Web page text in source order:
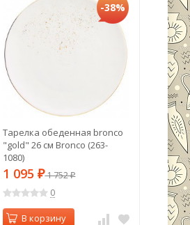
-38%
Тарелка обеденная bronco
"gold" 26 см Bronco (263-
1080)
1 095₽1 752₽
0
В корзину